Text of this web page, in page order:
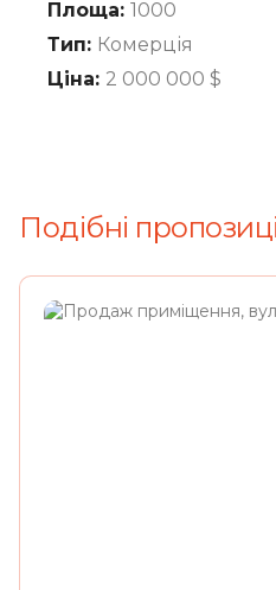
Площа: 1000
Тип: Комерція
Ціна: 2 000 000 $
Подібні